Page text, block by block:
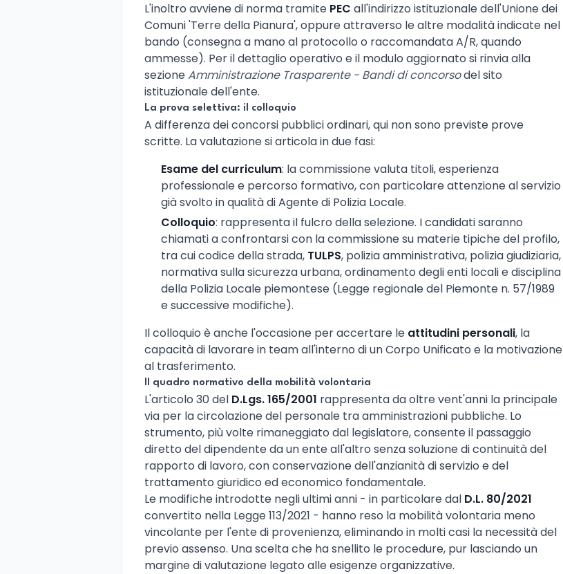
L'inoltro avviene di norma tramite PEC all'indirizzo istituzionale dell'Unione dei
Comuni 'Terre della Pianura', oppure attraverso le altre modalità indicate nel
bando (consegna a mano al protocollo o raccomandata A/R, quando
ammesse). Per il dettaglio operativo e il modulo aggiornato si rinvia alla
sezioneAmministrazione Trasparente - Bandi di concorsodel sito
istituzionale dell'ente.
La prova selettiva: il colloquio
A differenza dei concorsi pubblici ordinari, qui non sono previste prove
scritte. La valutazione si articola in due fasi:
Esame del curriculum: la commissione valuta titoli, esperienza
professionale e percorso formativo, con particolare attenzione al servizio
già svolto in qualità di Agente di Polizia Locale.
Colloquio: rappresenta il fulcro della selezione. I candidati saranno
chiamati a confrontarsi con la commissione su materie tipiche del profilo,
tra cui codice della strada, TULPS, polizia amministrativa, polizia giudiziaria,
normativa sulla sicurezza urbana, ordinamento degli enti locali e disciplina
della Polizia Locale piemontese (Legge regionale del Piemonte n. 57/1989
e successive modifiche).
Il colloquio è anche l'occasione per accertare le attitudini personali, la
capacità di lavorare in team all'interno di un Corpo Unificato e la motivazione
al trasferimento.
Il quadro normativo della mobilità volontaria
L'articolo 30 del D.Lgs. 165/2001 rappresenta da oltre vent'anni la principale
via per la circolazione del personale tra amministrazioni pubbliche. Lo
strumento, più volte rimaneggiato dal legislatore, consente il passaggio
diretto del dipendente da un ente all'altro senza soluzione di continuità del
rapporto di lavoro, con conservazione dell'anzianità di servizio e del
trattamento giuridico ed economico fondamentale.
Le modifiche introdotte negli ultimi anni - in particolare dal D.L. 80/2021
convertito nella Legge 113/2021 - hanno reso la mobilità volontaria meno
vincolante per l'ente di provenienza, eliminando in molti casi la necessità del
previo assenso. Una scelta che ha snellito le procedure, pur lasciando un
margine di valutazione legato alle esigenze organizzative.